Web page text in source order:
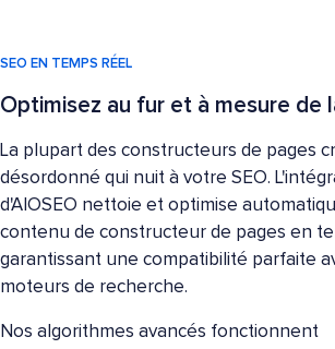
SEO EN TEMPS RÉEL
Optimisez au fur et à mesure de
La plupart des constructeurs de pages
désordonné qui nuit à votre SEO.
d'AIOSEO nettoie et optimise
contenu de constructeur de pages en
garantissant une compatibilité parfaite
moteurs de recherche.
Nos algorithmes avancés fonctionnent